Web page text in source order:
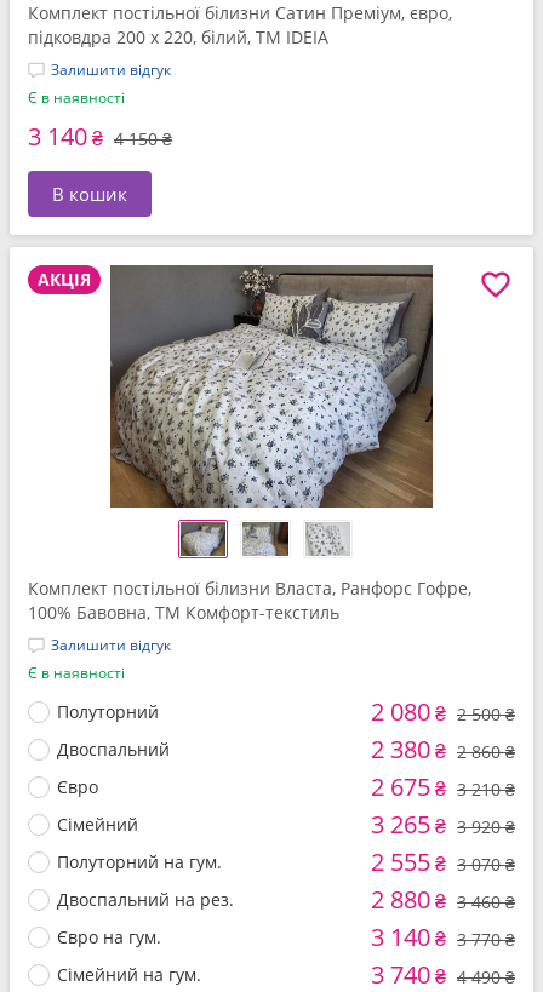
Комплект постільної білизни Сатин Преміум, євро,
підковдра 200 x 220, білий, ТМ IDEIA
Залишити відгук
Є в наявності
3 140₴ 4 150 ₴
В кошик
АКЦІЯ
Комплект постільної білизни Власта, Ранфорс Гофре,
100% Бавовна, ТМ Комфорт-текстиль
Залишити відгук
Є в наявності
Полуторний 2 080₴ 2 500 ₴
Двоспальний
2 380₴ 2 860 ₴
Євро
2 675₴ 3 210 ₴
Сімейний
3 265₴ 3 920 ₴
Полуторний на гум.
2 555₴ 3 070 ₴
Двоспальний на рез.
2 880₴ 3 460 ₴
Євро на гум.
3 140₴ 3 770 ₴
Сімейний на гум.
3 740₴ 4 490 ₴